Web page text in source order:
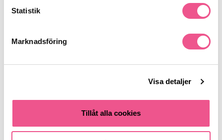
Statistik
Marknadsföring
Visa detaljer
Tillåt alla cookies
Hår Schampo